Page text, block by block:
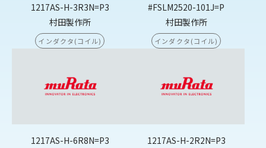
1217AS-H-3R3N=P3
村田製作所
インダクタ(コイル)
#FSLM2520-101J=P
村田製作所
インダクタ(コイル)
1217AS-H-6R8N=P3
1217AS-H-2R2N=P3